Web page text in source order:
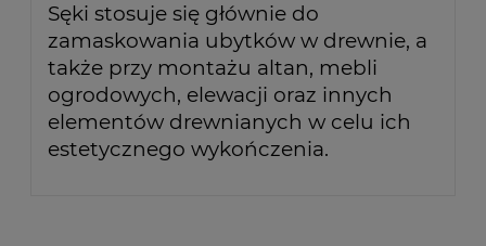
Sęki stosuje się głównie do
zamaskowania ubytków w drewnie, a
także przy montażu altan, mebli
ogrodowych, elewacji oraz innych
elementów drewnianych w celu ich
estetycznego wykończenia.